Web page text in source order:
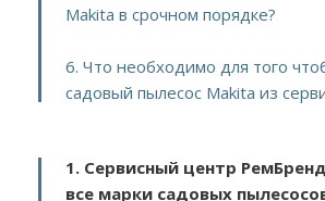
Makita в срочном порядке?
6. Что необходимо для того
садовый пылесос Makita из
1. Сервисный центр
все марки садовых